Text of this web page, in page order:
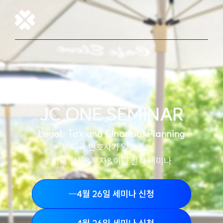
JC ONE SEMINAR
Legal, Tax and Financial Planning
미국 변호사가 알려주는
미국 절세&투자&이민 전략 세미나
4월 26일 세미나 신청